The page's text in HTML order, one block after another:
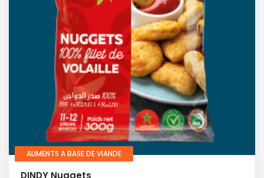
ALIMENTS A BASE DE VIANDE
DINDY Nuggets